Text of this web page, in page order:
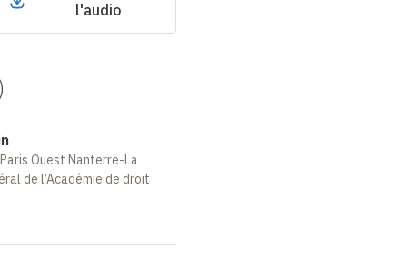
l'audio
Ouest Nanterre-La
de l’Académie de droit